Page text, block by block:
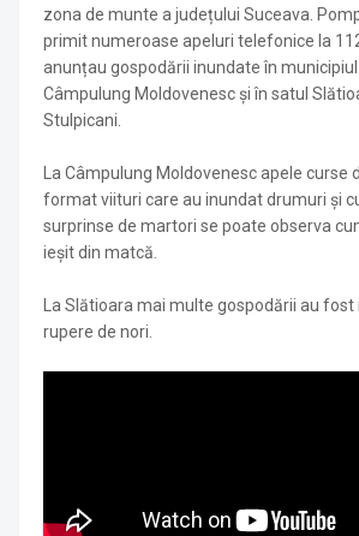
zona de munte a județului Suceava.
primit numeroase apeluri telefonice la
anunțau gospodării inundate în
Câmpulung Moldovenesc și în satul
Stulpicani.
La Câmpulung Moldovenesc apele curse
format viituri care au inundat drumuri și
surprinse de martori se poate observa
ieșit din matcă.
La Slătioara mai multe gospodării au fost
rupere de nori.